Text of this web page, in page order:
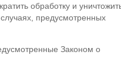
обработку и
предусмотренных
Законом о